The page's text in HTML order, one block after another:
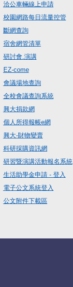
洽公車輛線上申請
校園網路每日流量控管
斷網查詢
宿舍網管清單
研討會.演講
EZ-come
會議場地查詢
全校會議查詢系統
興大捐款網
個人所得報帳e網
興大-財物變賣
科研採購資訊網
研習暨演講活動報名系統
生活助學金申請 - 登入
電子公文系統登入
公文附件下載區